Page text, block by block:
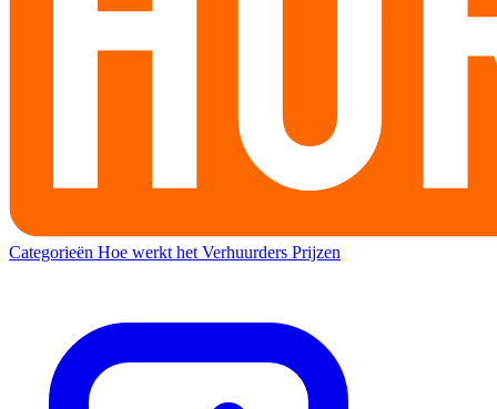
Categorieën Hoe werkt het Verhuurders Prijzen